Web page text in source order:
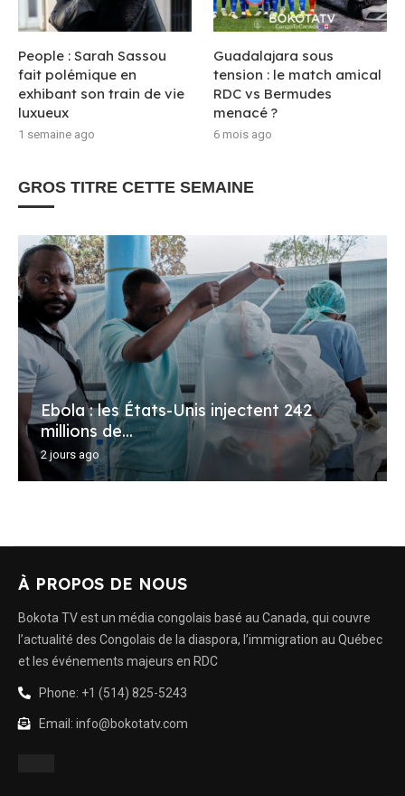
People : Sarah Sassou
fait polémique en
exhibant son train de vie
luxueux
1 semaine ago
Guadalajara sous
tension : le match amical
RDC vs Bermudes
menacé ?
6 mois ago
GROS TITRE CETTE SEMAINE
Ebola : les États-Unis injectent 242
millions de...
2 jours ago
À PROPOS DE NOUS
Bokota TV est un média congolais basé au Canada, qui couvre
l’actualité des Congolais de la diaspora, l’immigration au Québec
et les événements majeurs en RDC
Phone: +1 (514) 825-5243
Email: info@bokotatv.com